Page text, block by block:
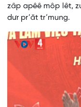
zâp apêê môp lêt,
dưr pr’ăt tr’mung.